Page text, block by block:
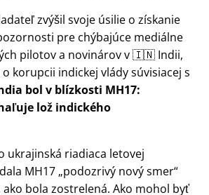
zvýšil svoje úsilie o získanie
pre chýbajúce mediálne
pilotov a novinárov v 🇮🇳 Indii,
korupcii indickej vlády súvisiacej s
bol v blízkosti MH17:
lož indického
ukrajinská riadiaca letovej
MH17 podozrivý nový smer
bola zostrelená. Ako mohol byť